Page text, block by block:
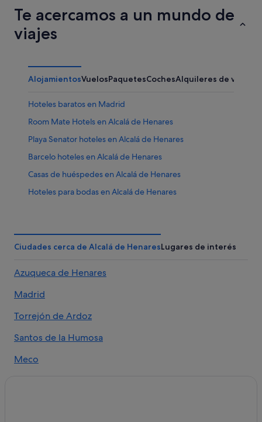
Te acercamos a un mundo de
viajes
AlojamientosVuelosPaquetesCochesAlquileres de
Hoteles baratos en Madrid
Room Mate Hotels en Alcalá de Henares
Playa Senator hoteles en Alcalá de Henares
Barcelo hoteles en Alcalá de Henares
Casas de huéspedes en Alcalá de Henares
Hoteles para bodas en Alcalá de Henares
Hoteles de lujo en Alcalá de Henares
Hoteles cerca de Museo Casa Natal de Cervantes
Hoteles con piscina en Alcalá de Henares
Casas rurales en Alcalá de Henares
Petit Palace hoteles en Alcalá de Henares
Ciudades cerca de Alcalá de HenaresLugares de interés
Azuqueca de Henares
Madrid
Torrejón de Ardoz
Santos de la Humosa
Meco